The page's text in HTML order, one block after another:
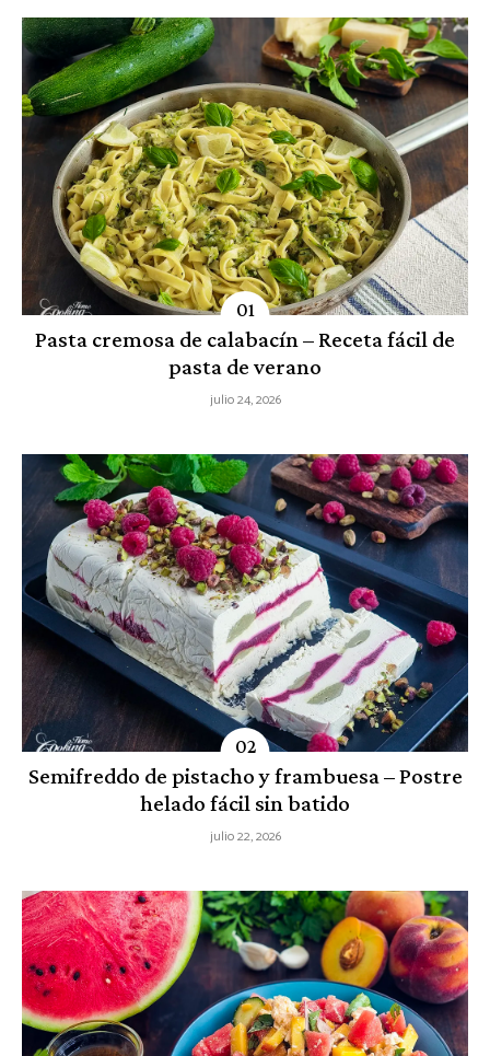
Pasta cremosa de calabacín – Receta fácil de
pasta de verano
julio 24, 2026
Semifreddo de pistacho y frambuesa – Postre
helado fácil sin batido
julio 22, 2026